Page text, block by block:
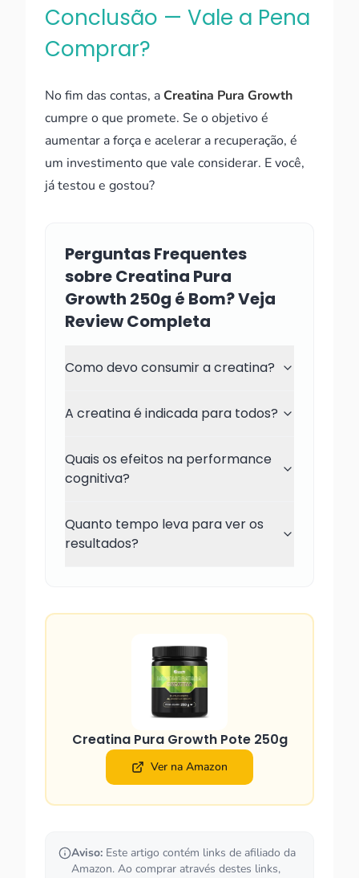
Conclusão — Vale a Pena
Comprar?
No fim das contas, aCreatina Pura Growth
cumpre o que promete. Se o objetivo é
aumentar a força e acelerar a recuperação, é
um investimento que vale considerar. E você,
já testou e gostou?
Perguntas Frequentes
sobre Creatina Pura
Growth 250g é Bom? Veja
Review Completa
Como devo consumir a creatina?
A creatina é indicada para todos?
Quais os efeitos na performance
cognitiva?
Quanto tempo leva para ver os
resultados?
Creatina Pura Growth Pote 250g
Ver na Amazon
Aviso: Este artigo contém links de afiliado da
Amazon. Ao comprar através destes links,